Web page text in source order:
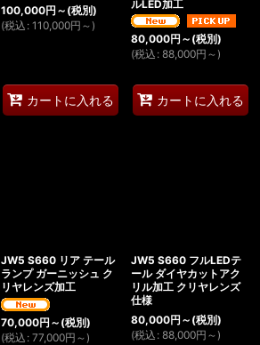
100,000円 ～ (税別)
(税込 : 110,000円 ～)
カートに入れる
ルLED加工
80,000円 ～ (税別)
(税込 : 88,000円 ～)
カートに入れる
JW5 S660 リア テール
ランプ ガーニッシュ ク
リヤレンズ加工
70,000円 ～ (税別)
(税込 : 77,000円 ～)
JW5 S660 フルLEDテ
ール ダイヤカットアク
リル加工 クリヤレンズ
仕様
80,000円 ～ (税別)
(税込 : 88,000円 ～)